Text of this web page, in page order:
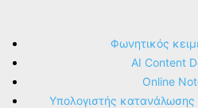
Φωνητικός
AI Content
Online
Υπολογιστής κατανάλωσης